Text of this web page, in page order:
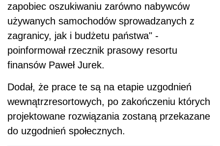
zapobiec oszukiwaniu zarówno nabywców
używanych samochodów sprowadzanych z
zagranicy, jak i budżetu państwa" -
poinformował rzecznik prasowy resortu
finansów Paweł Jurek.
Dodał, że prace te są na etapie uzgodnień
wewnątrzresortowych, po zakończeniu których
projektowane rozwiązania zostaną przekazane
do uzgodnień społecznych.